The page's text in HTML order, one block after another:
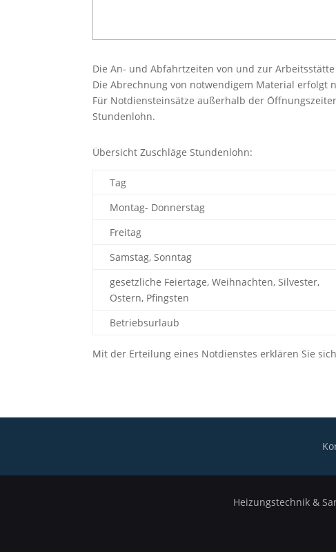
Die An- und Abfahrtzeiten von und zur
Die Abrechnung von notwendigem Material erfolgt
Für Notdiensteinsätze außerhalb der
Stundenlohn.
Übersicht Zuschläge Stundenlohn:
Tag
Montag- Donnerstag
Freitag
Samstag, Sonntag
gesetzliche Feiertage, Weihnachten, Silvester,
Ostern, Pfingsten
Betriebsurlaub
Mit der Erteilung eines Notdienstes erklären Sie
Heizungstechnik &